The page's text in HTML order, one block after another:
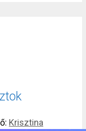
Krisztina